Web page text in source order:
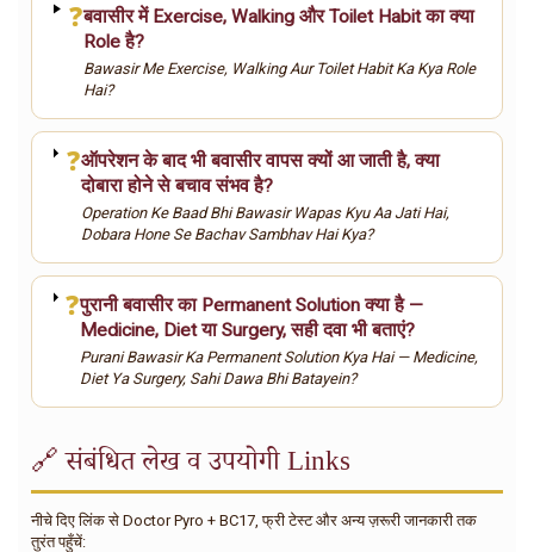
❓बवासीर में Exercise, Walking और Toilet Habit का क्या
Role है?
Bawasir Me Exercise, Walking Aur Toilet Habit Ka Kya Role
Hai?
❓ऑपरेशन के बाद भी बवासीर वापस क्यों आ जाती है, क्या
दोबारा होने से बचाव संभव है?
Operation Ke Baad Bhi Bawasir Wapas Kyu Aa Jati Hai,
Dobara Hone Se Bachav Sambhav Hai Kya?
❓पुरानी बवासीर का Permanent Solution क्या है —
Medicine, Diet या Surgery, सही दवा भी बताएं?
Purani Bawasir Ka Permanent Solution Kya Hai — Medicine,
Diet Ya Surgery, Sahi Dawa Bhi Batayein?
🔗 संबंधित लेख व उपयोगी Links
नीचे दिए लिंक से Doctor Pyro + BC17, फ्री टेस्ट और अन्य ज़रूरी जानकारी तक
तुरंत पहुँचें: